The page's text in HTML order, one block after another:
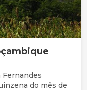
Fernandes
do mês de